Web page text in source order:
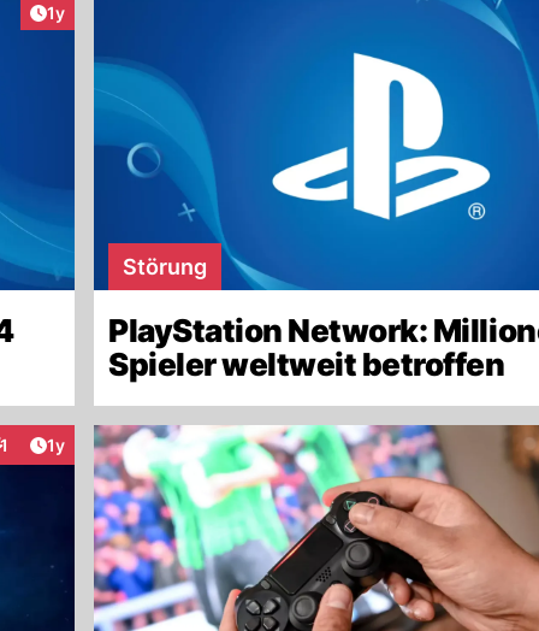
Artikel veröffentlicht:
1y
Störung
PlayStation Network:
Spieler weltweit betroffen
1 Artikel veröffentlicht:
1y